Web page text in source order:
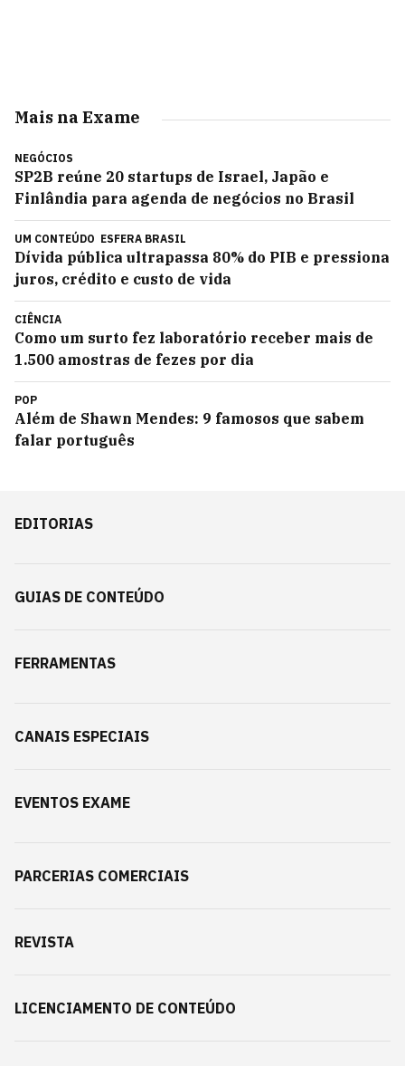
Mais na Exame
NEGÓCIOS
SP2B reúne 20 startups de Israel, Japão e
Finlândia para agenda de negócios no Brasil
UM CONTEÚDO ESFERA BRASIL
Dívida pública ultrapassa 80% do PIB e pressiona
juros, crédito e custo de vida
CIÊNCIA
Como um surto fez laboratório receber mais de
1.500 amostras de fezes por dia
POP
Além de Shawn Mendes: 9 famosos que sabem
falar português
EDITORIAS
GUIAS DE CONTEÚDO
FERRAMENTAS
CANAIS ESPECIAIS
EVENTOS EXAME
PARCERIAS COMERCIAIS
REVISTA
LICENCIAMENTO DE CONTEÚDO